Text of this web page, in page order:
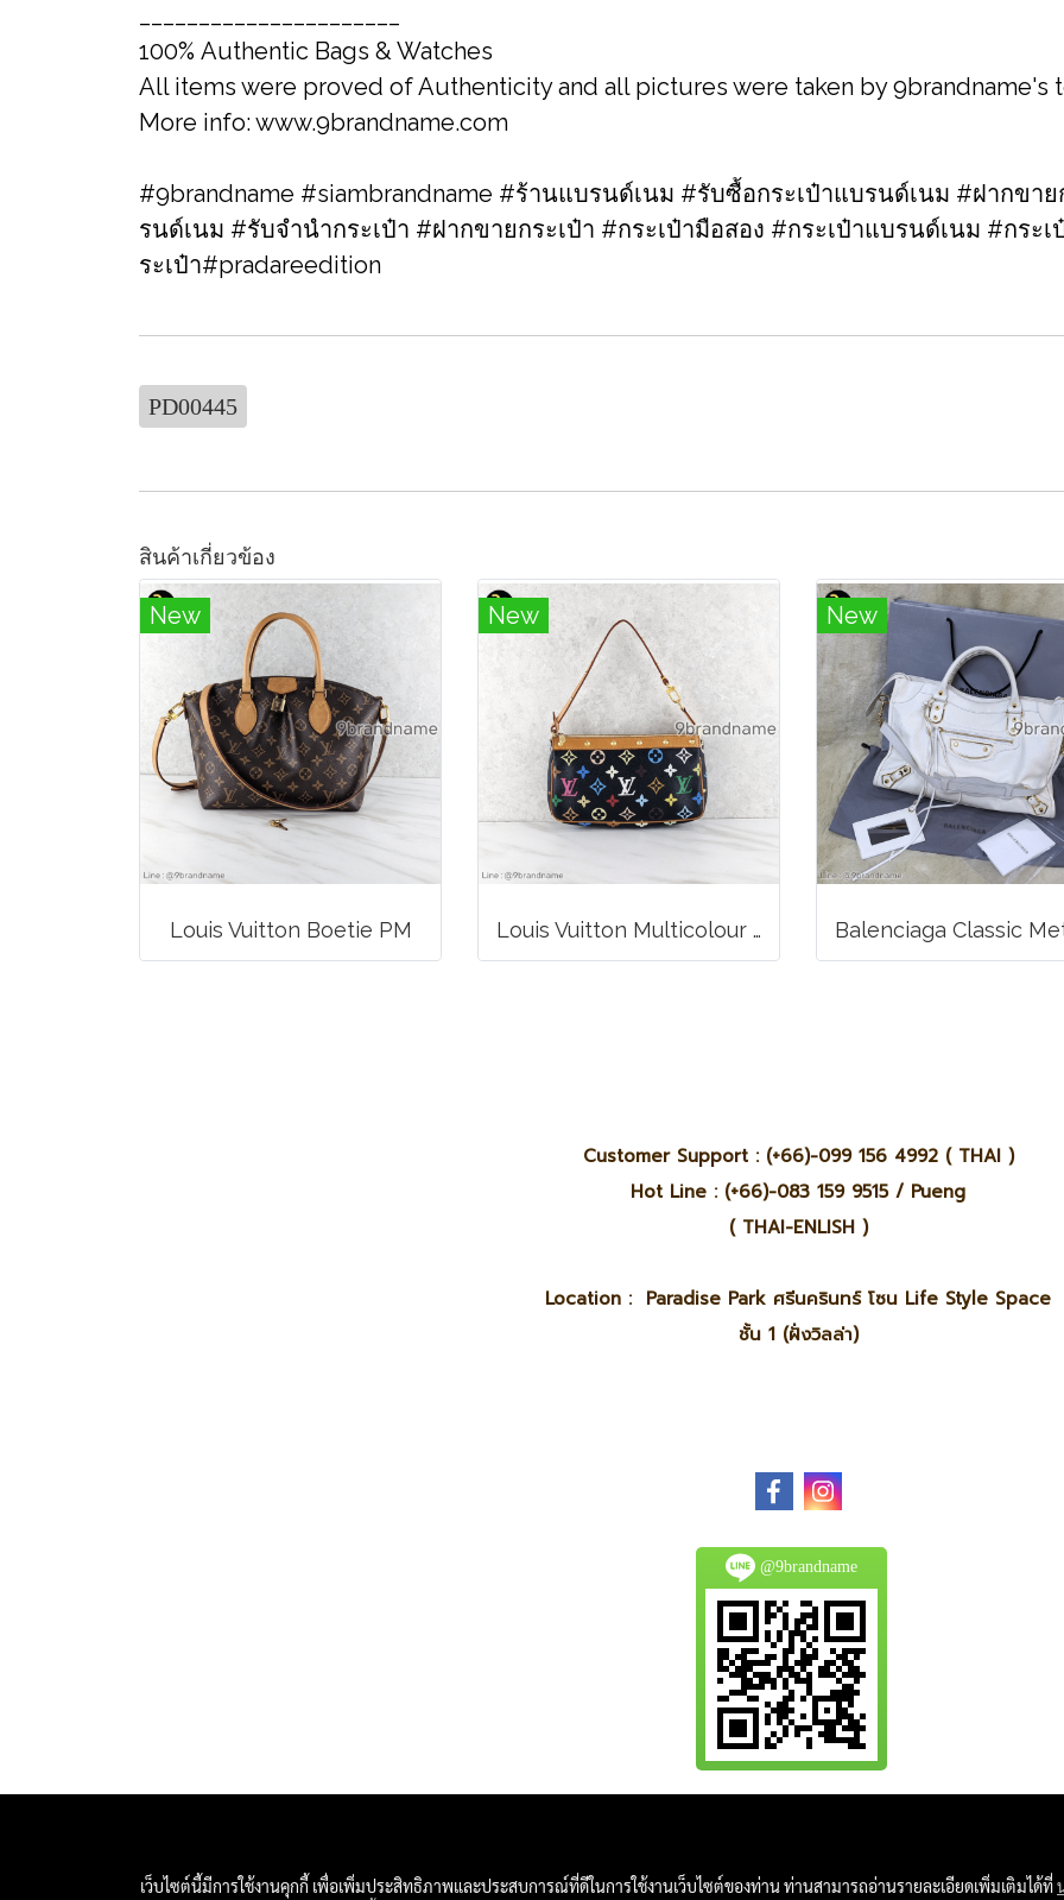
100% Authentic Bags & Watches
All items were proved of Authenticity and all pictures were taken by 9brandname's
More info: www.9brandname.com
#9brandname #siambrandname #ร้านแบรนด์เนม #รับซื้อกระเป๋าแบรนด์เนม​ #ฝากขา
รนด์เนม​ #รับจำนำกระเป๋า #ฝากขายกระเป๋า #กระเป๋ามือสอง​ #กระเป๋าแบรนด์เนม​ #กร
ระเป๋า#pradareedition
PD00445
สินค้าเกี่ยวข้อง
New
Louis Vuitton Boetie PM
New
Louis Vuitton Multicolour Pochette Canvas
New
Customer Support : (+66)-099 156 4992 ( THAI )
Hot Line : (+66)-083 159 9515 / Pueng
( THAI-ENLISH )
Location : Paradise Park ศรีนครินทร์ โซน Life Style Space
ชั้น 1 (ฝั่งวิลล่า)
@9brandname
เว็บไซต์นี้มีการใช้งานคุกกี้ เพื่อเพิ่มประสิทธิภาพและประสบการณ์ที่ดีในการใช้งานเว็บไซต์ของท่าน ท่านสามารถอ่านรายละเอียดเพิ่มเติมได้ที่